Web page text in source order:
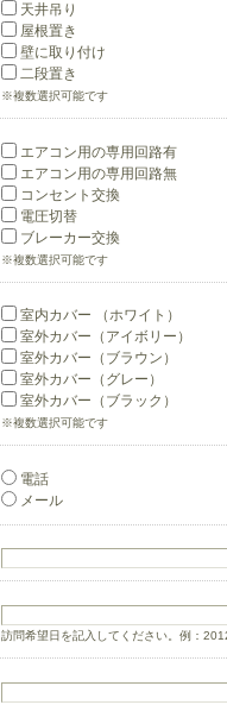
天井吊り
屋根置き
壁に取り付け
二段置き
※複数選択可能です
エアコン用の専用回路有
エアコン用の専用回路無
コンセント交換
電圧切替
ブレーカー交換
※複数選択可能です
室内カバー （ホワイト）
室外カバー（アイボリー）
室外カバー（ブラウン）
室外カバー（グレー）
室外カバー（ブラック）
※複数選択可能です
電話
メール
訪問希望日を記入してください。例：